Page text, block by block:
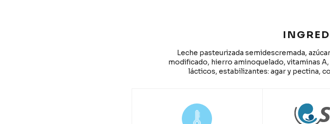
Leche pasteurizada semidescremada,
modificado, hierro aminoquelado, vitaminas
lácticos, estabilizantes: agar y pectina,